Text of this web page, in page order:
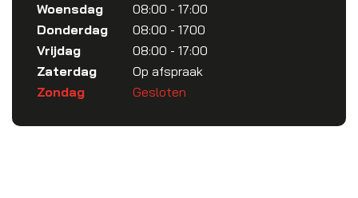
Woensdag
08:00 - 17:00
Donderdag
08:00 - 1700
Vrijdag
08:00 - 17:00
Zaterdag
Op afspraak
Zondag
Gesloten